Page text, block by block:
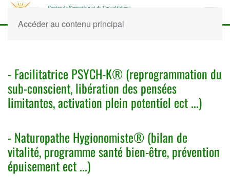
Accéder au contenu principal
- Facilitatrice PSYCH-K® (reprogrammation du
sub-conscient, libération des pensées
limitantes, activation plein potentiel ect ...)
- Naturopathe Hygionomiste® (bilan de
vitalité, programme santé bien-être, prévention
épuisement ect ...)